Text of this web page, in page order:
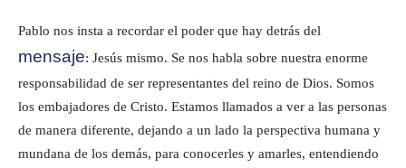
Pablo nos insta a recordar el poder que hay detrás del
mensaje: Jesús mismo. Se nos habla sobre nuestra enorme
responsabilidad de ser representantes del reino de Dios. Somos
los embajadores de Cristo. Estamos llamados a ver a las personas
de manera diferente, dejando a un lado la perspectiva humana y
mundana de los demás, para conocerles y amarles, entendiendo